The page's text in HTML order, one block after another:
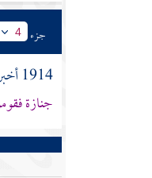
جزء 4
1914 أخبرنا
جنازة